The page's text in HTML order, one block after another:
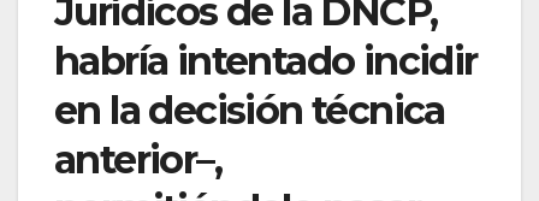
Jurídicos de la DNCP,
habría intentado incidir
en la decisión técnica
anterior–,